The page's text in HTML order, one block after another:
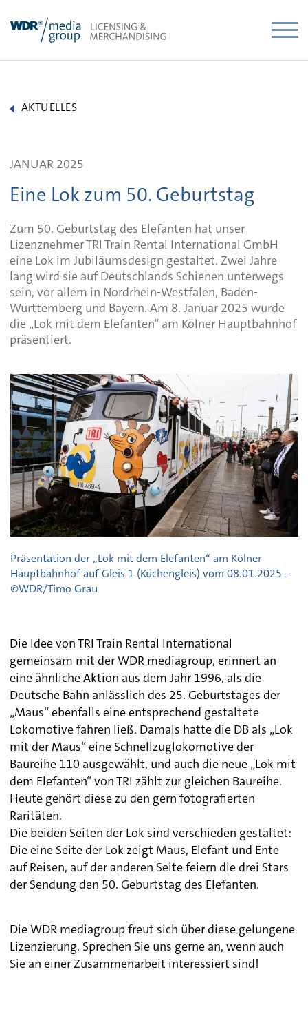
to
content
AKTUELLES
JANUAR 2025
Eine Lok zum 50. Geburtstag
Zum 50. Geburtstag des Elefanten hat unser
Lizenznehmer TRI Train Rental International GmbH
eine Lok im Jubiläumsdesign gestaltet. Zwei Jahre
lang wird sie auf Deutschlands Schienen unterwegs
sein, vor allem in Nordrhein-Westfalen, Baden-
Württemberg und Bayern. Am 8. Januar 2025 wurde
die „Lok mit dem Elefanten“ am Kölner Hauptbahnhof
präsentiert.
Präsentation der „Lok mit dem Elefanten“ am Kölner
Hauptbahnhof auf Gleis 1 (Küchengleis) vom 08.01.2025 –
©WDR/Timo Grau
Die Idee von TRI Train Rental International
gemeinsam mit der WDR mediagroup, erinnert an
eine ähnliche Aktion aus dem Jahr 1996, als die
Deutsche Bahn anlässlich des 25. Geburtstages der
„Maus“ ebenfalls eine entsprechend gestaltete
Lokomotive fahren ließ. Damals hatte die DB als „Lok
mit der Maus“ eine Schnellzuglokomotive der
Baureihe 110 ausgewählt, und auch die neue „Lok mit
dem Elefanten“ von TRI zählt zur gleichen Baureihe.
Heute gehört diese zu den gern fotografierten
Raritäten.
Die beiden Seiten der Lok sind verschieden gestaltet:
Die eine Seite der Lok zeigt Maus, Elefant und Ente
auf Reisen, auf der anderen Seite feiern die drei Stars
der Sendung den 50. Geburtstag des Elefanten.
Die WDR mediagroup freut sich über diese gelungene
Lizenzierung. Sprechen Sie uns gerne an, wenn auch
Sie an einer Zusammenarbeit interessiert sind!